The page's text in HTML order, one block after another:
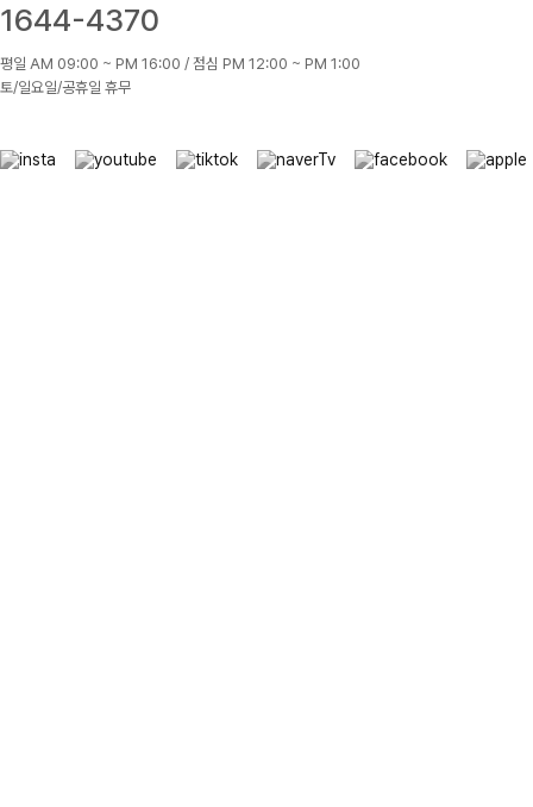
1644-4370
평일 AM 09:00 ~ PM 16:00 / 점심 PM 12:00 ~ PM 1:00
토/일요일/공휴일 휴무